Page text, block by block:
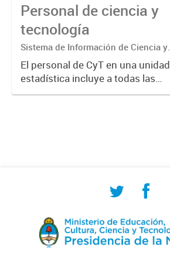
Personal de ciencia y
tecnología
Sistema de Información de Ciencia y
Tecnología Argentino (SICYTAR)
El personal de CyT en una unidad
estadística incluye a todas las
personas involucradas